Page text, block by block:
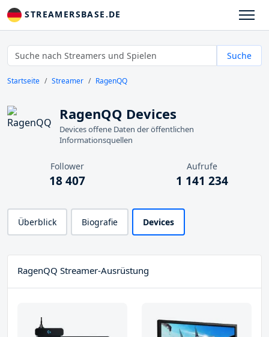
STREAMERSBASE.DE
Suche
Startseite Streamer RagenQQ
RagenQQ Devices
Devices offene Daten der öffentlichen
Informationsquellen
Follower
18 407
Aufrufe
1 141 234
Überblick Biografie Devices
RagenQQ Streamer-Ausrüstung